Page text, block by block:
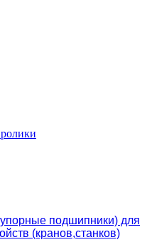
подшипники) для
(кранов,станков)